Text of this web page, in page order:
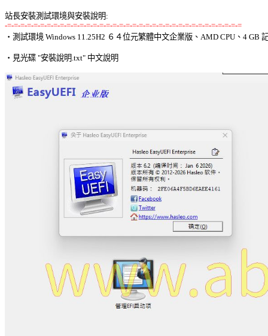
站長安裝測試環境與安裝說明:
-=-=-=-=-=-=-=-=-=-=-=-=-=-=-=-=-=-=-=-=-=-=-=-=-=-=-=-=-=-=-=-=-=-=-=-=
‧測試環境 Windows 11.25H2 ６４位元繁體中文企業版、AMD CPU、4 GB
‧見光碟 "安裝說明.txt" 中文說明